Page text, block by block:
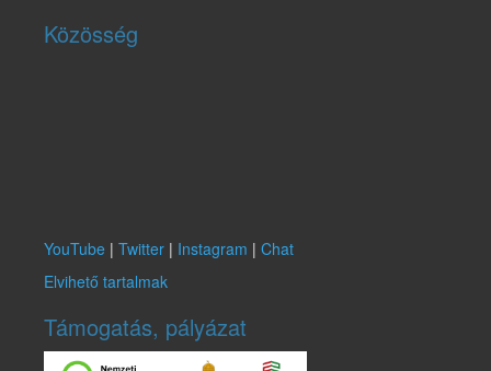
Közösség
YouTube | Twitter | Instagram | Chat
Elvihető tartalmak
Támogatás, pályázat